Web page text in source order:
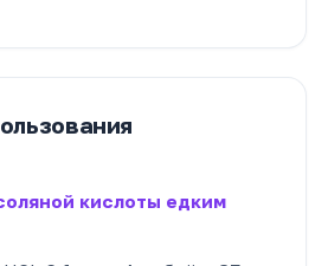
кислоты едким